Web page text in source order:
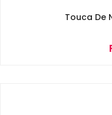
Touca De